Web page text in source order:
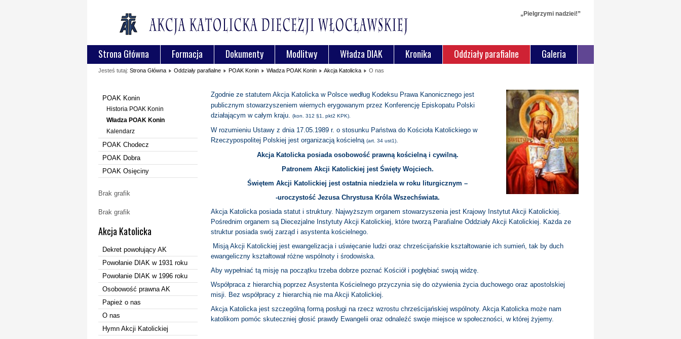
„Pielgrzymi nadziei!”
Strona Główna Formacja Dokumenty Modlitwy Władza DIAK Kronika Oddziały parafialne Galeria
Jesteś tutaj: Strona Główna Oddziały parafialne POAK Konin Władza POAK Konin Akcja Katolicka O nas
POAK Konin
Historia POAK Konin
Władza POAK Konin
Kalendarz
POAK Chodecz
POAK Dobra
POAK Osięciny
Brak grafik
Brak grafik
Akcja Katolicka
Dekret powołujący AK
Powołanie DIAK w 1931 roku
Powołanie DIAK w 1996 roku
Osobowość prawna AK
Papież o nas
O nas
Hymn Akcji Katolickiej
Zgodnie ze statutem Akcja Katolicka w Polsce według Kodeksu Prawa Kanonicznego jest
publicznym stowarzyszeniem wiernych erygowanym przez Konferencję Episkopatu Polski
działającym w całym kraju. (kon. 312 §1, pkt2 KPK).
W rozumieniu Ustawy z dnia 17.05.1989 r. o stosunku Państwa do Kościoła Katolickiego w
Rzeczypospolitej Polskiej jest organizacją kościelną (art. 34 ust1).
Akcja Katolicka posiada osobowość prawną kościelną i cywilną.
Patronem Akcji Katolickiej jest Święty Wojciech.
Świętem Akcji Katolickiej jest ostatnia niedziela w roku liturgicznym –
-uroczystość Jezusa Chrystusa Króla Wszechświata.
Akcja Katolicka posiada statut i struktury. Najwyższym organem stowarzyszenia jest Krajowy Instytut Akcji Katolickiej.
Pośrednim organem są Diecezjalne Instytuty Akcji Katolickiej, które tworzą Parafialne Oddziały Akcji Katolickiej. Każda ze
struktur posiada swój zarząd i asystenta kościelnego.
Misją Akcji Katolickiej jest ewangelizacja i uświęcanie ludzi oraz chrześcijańskie kształtowanie ich sumień, tak by duch
ewangeliczny kształtował różne wspólnoty i środowiska.
Aby wypełniać tą misję na początku trzeba dobrze poznać Kościół i pogłębiać swoją widzę.
Współpraca z hierarchią poprzez Asystenta Kościelnego przyczynia się do ożywienia życia duchowego oraz apostolskiej
misji. Bez współpracy z hierarchią nie ma Akcji Katolickiej.
Akcja Katolicka jest szczególną formą posługi na rzecz wzrostu chrześcijańskiej wspólnoty. Akcja Katolicka może nam
katolikom pomóc skuteczniej głosić prawdy Ewangelii oraz odnaleźć swoje miejsce w społeczności, w której żyjemy.